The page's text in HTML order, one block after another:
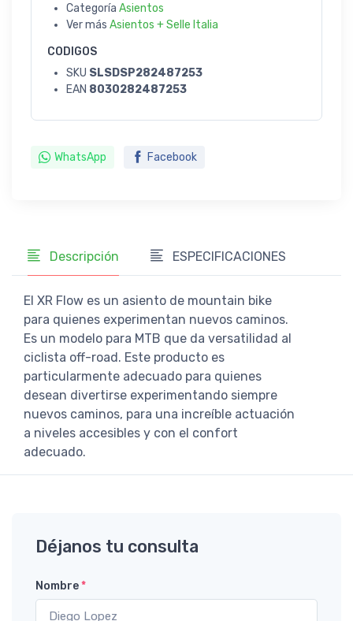
Categoría Asientos
Ver más Asientos + Selle Italia
CODIGOS
SKU SLSDSP282487253
EAN 8030282487253
WhatsApp Facebook
Descripción ESPECIFICACIONES
El XR Flow es un asiento de mountain bike
para quienes experimentan nuevos caminos.
Es un modelo para MTB que da versatilidad al
ciclista off-road. Este producto es
particularmente adecuado para quienes
desean divertirse experimentando siempre
nuevos caminos, para una increíble actuación
a niveles accesibles y con el confort
adecuado.
Déjanos tu consulta
Nombre*